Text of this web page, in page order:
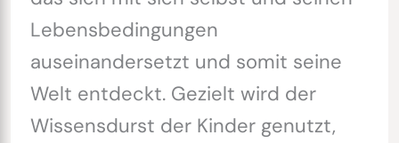
Lebensbedingungen
auseinandersetzt und somit seine
Welt entdeckt. Gezielt wird der
Wissensdurst der Kinder genutzt,